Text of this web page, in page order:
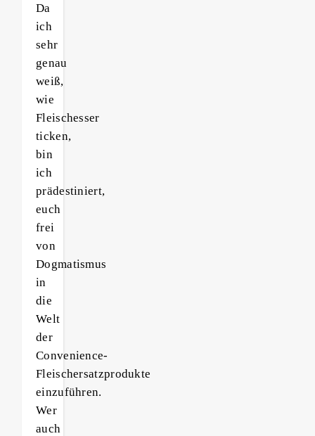
Da
ich
sehr
genau
weiß,
wie
Fleischesser
ticken,
bin
ich
prädestiniert,
euch
frei
von
Dogmatismus
in
die
Welt
der
Convenience-
Fleischersatzprodukte
einzuführen.
Wer
auch